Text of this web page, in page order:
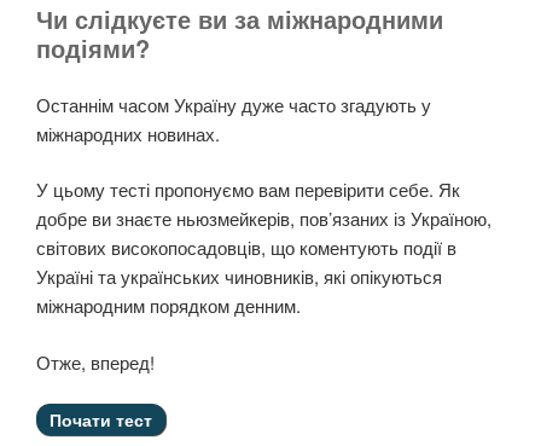
Чи слідкуєте ви за міжнародними
подіями?
Останнім часом Україну дуже часто згадують у
міжнародних новинах.
У цьому тесті пропонуємо вам перевірити себе. Як
добре ви знаєте ньюзмейкерів, пов’язаних із Україною,
світових високопосадовців, що коментують події в
Україні та українських чиновників, які опікуються
міжнародним порядком денним.
Отже, вперед!